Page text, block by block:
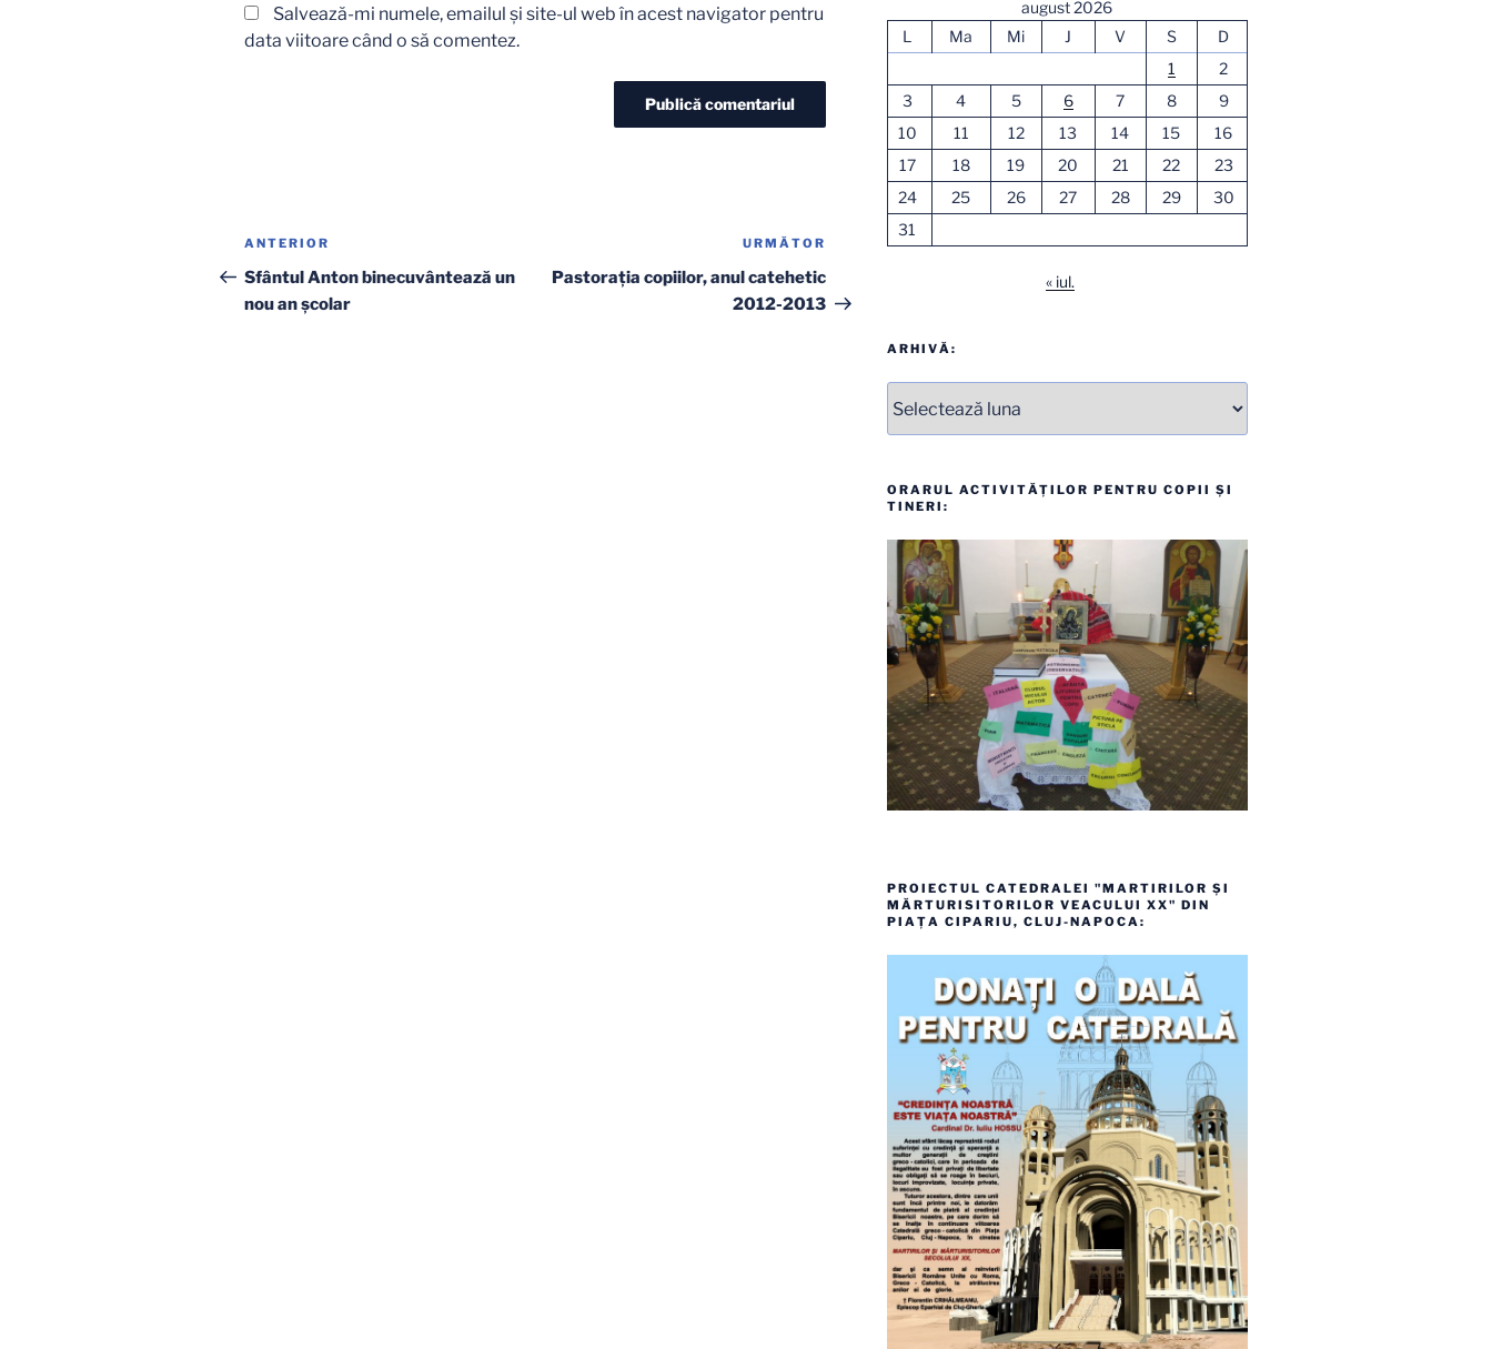
Salvează-mi numele, emailul și site-ul web în acest navigator pentru
data viitoare când o să comentez.
Navigare
în
articole
Articolul
anterior
ANTERIOR
Sfântul Anton binecuvântează un
nou an şcolar
Articolul
următor
URMĂTOR
Pastoraţia copiilor, anul catehetic
2012-2013
august 2026
L
Ma Mi J V S
D
1
2
3
4 5 6 7 8
9
10
11 12 13 14 15
16
17
18 19 20 21 22
23
24
25 26 27 28 29
30
31
« iul.
ARHIVĂ:
ORARUL ACTIVITĂȚILOR PENTRU COPII ȘI
TINERI:
PROIECTUL CATEDRALEI "MARTIRILOR ȘI
MĂRTURISITORILOR VEACULUI XX" DIN
PIAȚA CIPARIU, CLUJ-NAPOCA: